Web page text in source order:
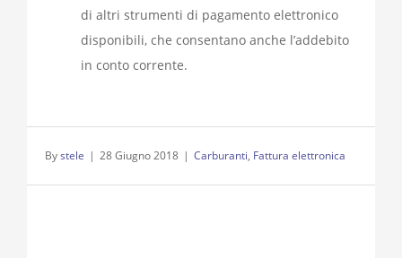
di altri strumenti di pagamento elettronico
disponibili, che consentano anche l’addebito
in conto corrente.
Bystele | 28 Giugno 2018 | Carburanti, Fattura elettronica